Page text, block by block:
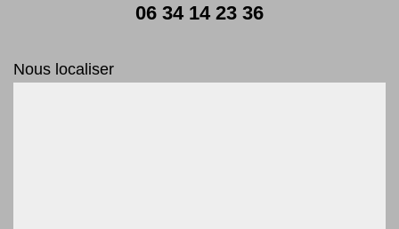
06 34 14 23 36
Nous localiser